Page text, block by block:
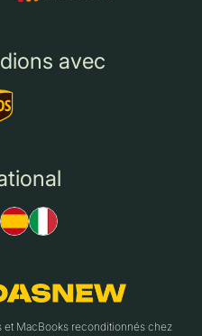
avec
et MacBooks reconditionnés chez